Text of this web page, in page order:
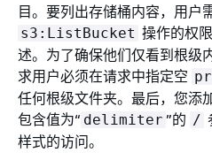
目。要列出存储桶内容，用户
s3:ListBucket 操作的权
述。为了确保他们仅看到根级
求用户必须在请求中指定空
任何根级文件夹。最后，您添
包含值为“ delimiter ”的 /
样式的访问。